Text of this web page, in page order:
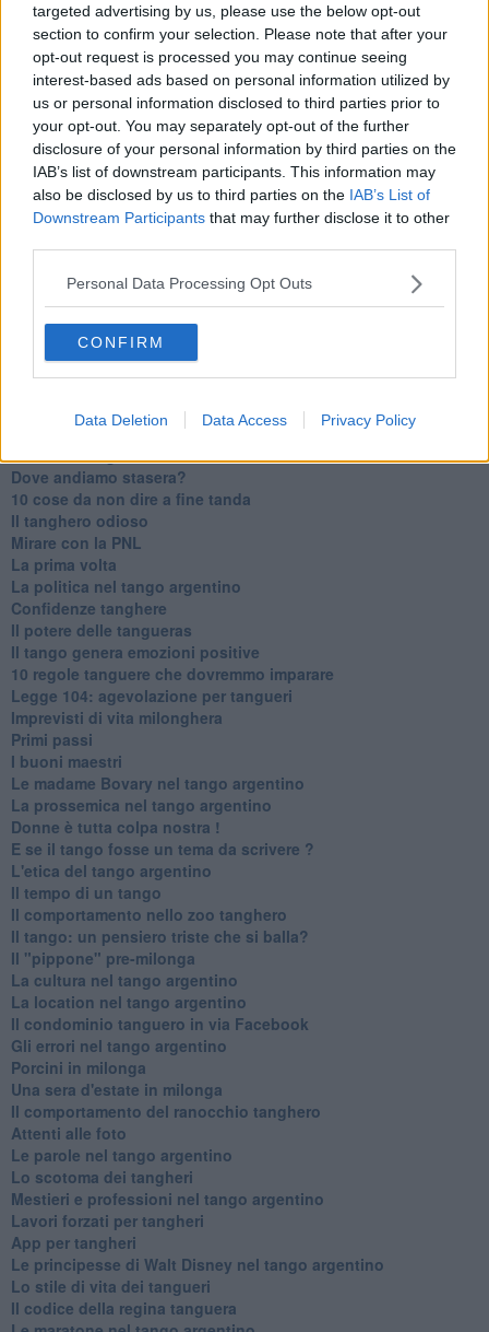
targeted advertising by us, please use the below opt-out
section to confirm your selection. Please note that after your
opt-out request is processed you may continue seeing
interest-based ads based on personal information utilized by
us or personal information disclosed to third parties prior to
your opt-out. You may separately opt-out of the further
disclosure of your personal information by third parties on the
IAB’s list of downstream participants. This information may
also be disclosed by us to third parties on the IAB’s List of
Downstream Participants that may further disclose it to other
Personal Data Processing Opt Outs
CONFIRM
Data Deletion Data Access Privacy Policy
E come dice qualcuno di mia conoscenza: “Questo non è tango!”.
Maria Caruso
Se vuoi leggere le notizie principali della Toscana iscriviti alla
Newsletter QUInews - ToscanaMedia.Arriva gratis tutti i giorni
alle 20:00 direttamente nella tua casella di posta.
Ti potrebbe interessare anche:
Articoli dal Blog “Parole milonguere” di Maria Caruso
Diario di una tanghera
Sedotti e abbandonati nel tango argentino
Personalità tanguera
Dove andiamo stasera?
10 cose da non dire a fine tanda
Il tanghero odioso
Mirare con la PNL
La prima volta
La politica nel tango argentino
Confidenze tanghere
Il potere delle tangueras
Il tango genera emozioni positive
10 regole tanguere che dovremmo imparare
Legge 104: agevolazione per tangueri
Imprevisti di vita milonghera
Primi passi
I buoni maestri
Le madame Bovary nel tango argentino
La prossemica nel tango argentino
Donne è tutta colpa nostra !
E se il tango fosse un tema da scrivere ?
L'etica del tango argentino
Il tempo di un tango
Il comportamento nello zoo tanghero
Il tango: un pensiero triste che si balla?
Il "pippone" pre-milonga
La cultura nel tango argentino
La location nel tango argentino
Il condominio tanguero in via Facebook
Gli errori nel tango argentino
Porcini in milonga
Una sera d'estate in milonga
Il comportamento del ranocchio tanghero
Attenti alle foto
Le parole nel tango argentino
Lo scotoma dei tangheri
Mestieri e professioni nel tango argentino
Lavori forzati per tangheri
App per tangheri
Le principesse di Walt Disney nel tango argentino
Lo stile di vita dei tangueri
Il codice della regina tanguera